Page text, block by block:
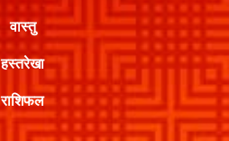
वास्तु
हस्तरेखा
राशिफल